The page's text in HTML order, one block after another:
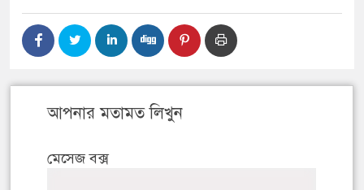
আপনার মতামত লিখুন
মেসেজ বক্স